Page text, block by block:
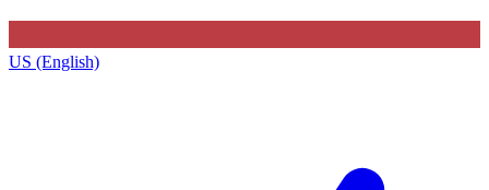
US (English)